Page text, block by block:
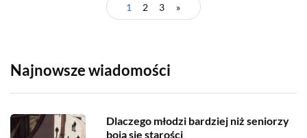
1 2 3 »
Najnowsze wiadomości
Dlaczego młodzi bardziej niż seniorzy
boją się starości